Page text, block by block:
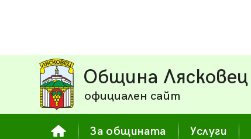
Община Лясковец
официален сайт
За общината Услуги